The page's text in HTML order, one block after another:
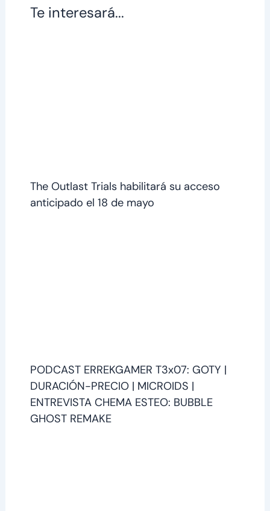
Te interesará...
The Outlast Trials habilitará su acceso
anticipado el 18 de mayo
PODCAST ERREKGAMER T3x07: GOTY |
DURACIÓN-PRECIO | MICROIDS |
ENTREVISTA CHEMA ESTEO: BUBBLE
GHOST REMAKE